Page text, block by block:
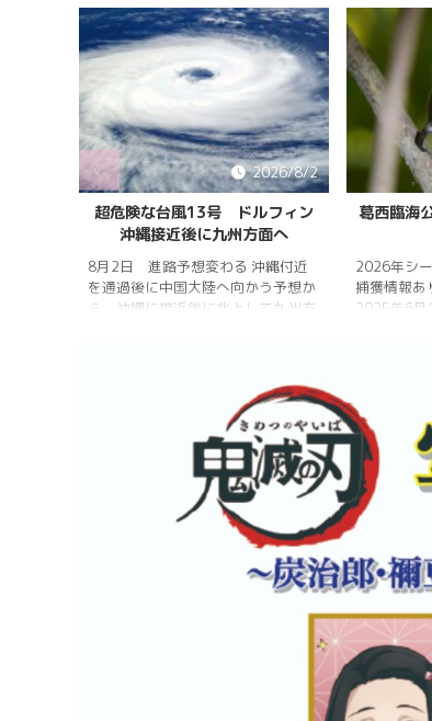
2026/8/2
超危険な台風13号 ドルフィン
沖縄接近後に九州方面へ
8月2日 進路予想変わる 沖縄付近
を通過後に中国大陸へ向かう予想か
ら、沖縄に接近後に北上して九州方
パ中期予報センター 気象庁 8月
31日 6:00 8月30日 5:20 8月1日
に南鳥島近海で猛烈な勢力へ 台風
13号は、今後、海面水温が29度以
上の海域を西進する見込みで、猛烈
な勢力になる見込み。
葛西臨海
2026年シ
捕獲情報あ
2025年6
りましたが
クワガタの
し、かな
思われま
眠していた
ました!!
昆虫ゼリー